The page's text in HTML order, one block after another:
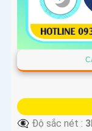
👁️‍🗨 Độ sắc nét :